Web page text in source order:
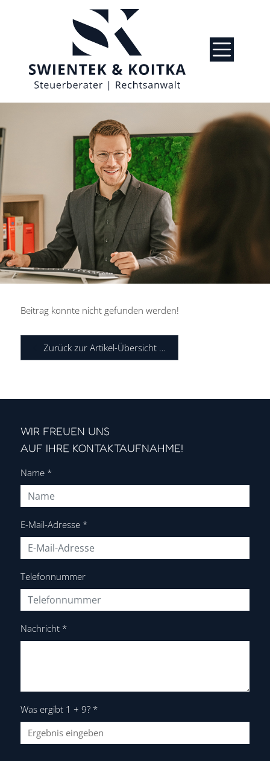
Steuer- und Rechtsberatung
Beitrag konnte nicht gefunden werden!
Zurück zur Artikel-Übersicht …
WIR FREUEN UNS
AUF IHRE KONTAKTAUFNAHME!
Name *
E-Mail-Adresse *
Telefonnummer
Nachricht *
Was ergibt 1 + 9? *